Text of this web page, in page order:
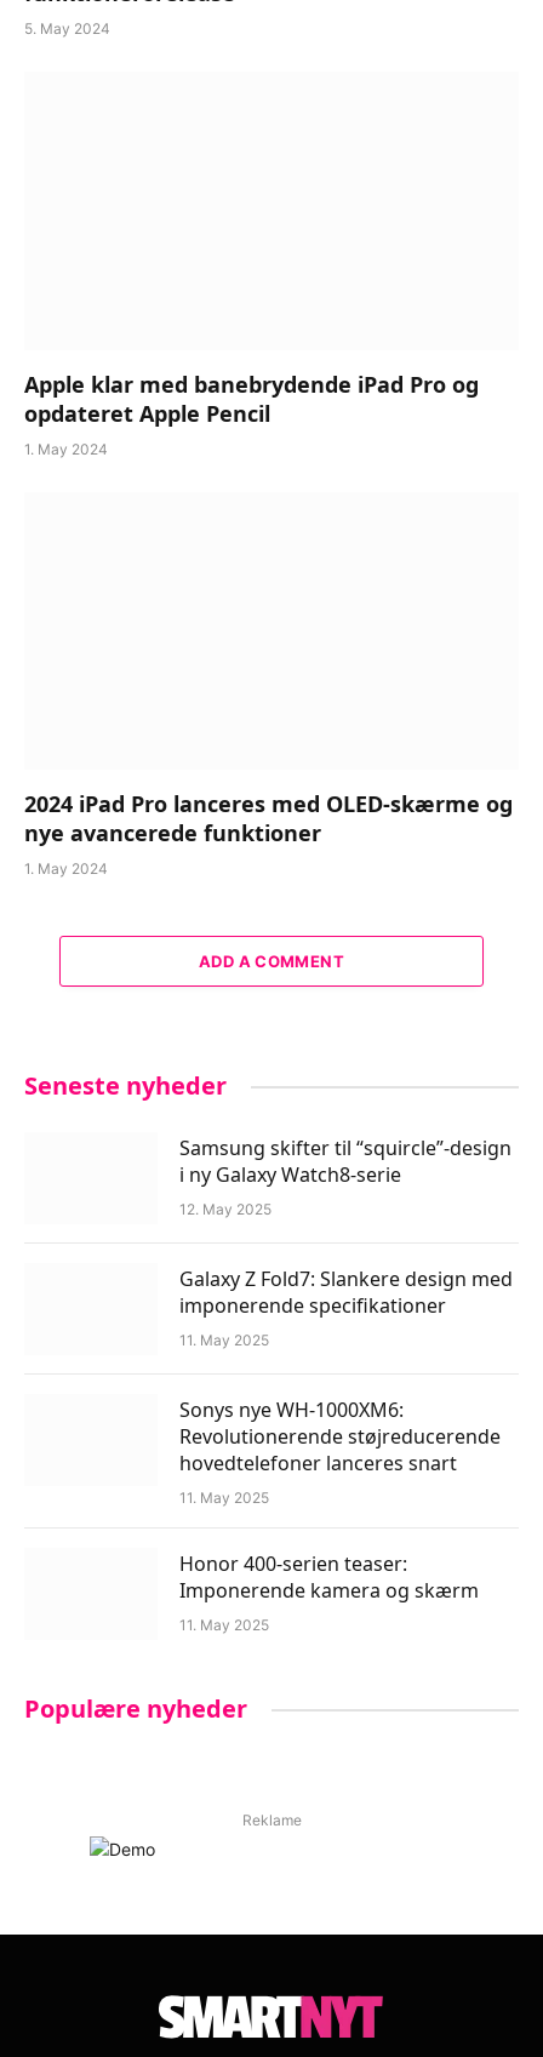
5. May 2024
Apple klar med banebrydende iPad Pro og
opdateret Apple Pencil
1. May 2024
2024 iPad Pro lanceres med OLED-skærme og
nye avancerede funktioner
1. May 2024
ADD A COMMENT
Seneste nyheder
Samsung skifter til “squircle”-design
i ny Galaxy Watch8-serie
12. May 2025
Galaxy Z Fold7: Slankere design med
imponerende specifikationer
11. May 2025
Sonys nye WH-1000XM6:
Revolutionerende støjreducerende
hovedtelefoner lanceres snart
11. May 2025
Honor 400-serien teaser:
Imponerende kamera og skærm
11. May 2025
Populære nyheder
Reklame